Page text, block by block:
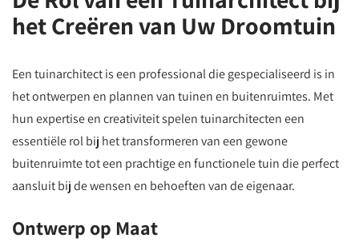
het Creëren van Uw Droomtuin
Een tuinarchitect is een professional die gespecialiseerd is in
het ontwerpen en plannen van tuinen en buitenruimtes. Met
hun expertise en creativiteit spelen tuinarchitecten een
essentiële rol bij het transformeren van een gewone
buitenruimte tot een prachtige en functionele tuin die perfect
aansluit bij de wensen en behoeften van de eigenaar.
Ontwerp op Maat